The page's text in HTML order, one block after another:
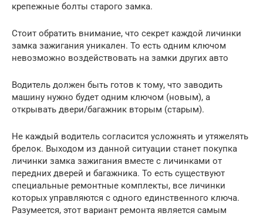
крепежные болты старого замка.
Стоит обратить внимание, что секрет каждой личинки
замка зажигания уникален. То есть одним ключом
невозможно воздействовать на замки других авто
Водитель должен быть готов к тому, что заводить
машину нужно будет одним ключом (новым), а
открывать двери/багажник вторым (старым).
Не каждый водитель согласится усложнять и утяжелять
брелок. Выходом из данной ситуации станет покупка
личинки замка зажигания вместе с личинками от
передних дверей и багажника. То есть существуют
специальные ремонтные комплекты, все личинки
которых управляются с одного единственного ключа.
Разумеется, этот вариант ремонта является самым